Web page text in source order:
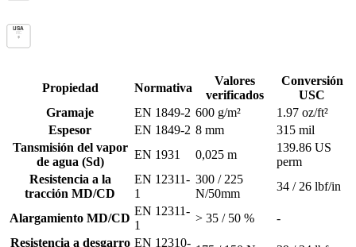
USA
IRC
vp
Propiedad Normativa
Valores
verificados
Conversión
USC
Gramaje
EN 1849-2 600 g/m²
1.97 oz/ft²
Espesor
EN 1849-2 8 mm
315 mil
Tansmisión del vapor
de agua (Sd)
EN 1931 0,025 m
139.86 US
perm
Resistencia a la
tracción MD/CD
EN 12311-
1
300 / 225
N/50mm
34 / 26 lbf/in
Alargamiento MD/CD
EN 12311-
1
> 35 / 50 %
-
Resistencia a desgarro EN 12310-